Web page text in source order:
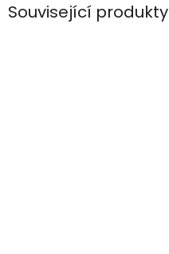
Související produkty